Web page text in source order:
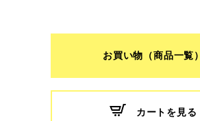
お買い物（商品一覧）
カートを見る